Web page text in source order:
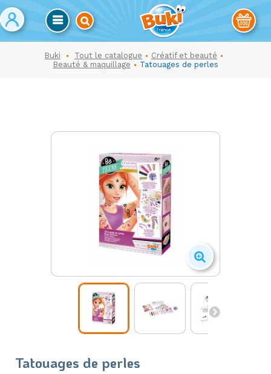
Buki Tout le catalogue
Créatif et beauté
Beauté & maquillage
Tatouages de perles
Tatouages de perles